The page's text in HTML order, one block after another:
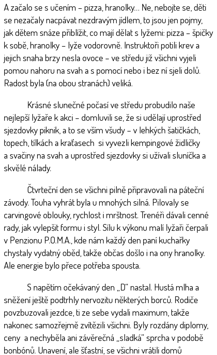
A začalo se s učením – pizza, hranolky… Ne, nebojte se, děti
se nezačaly nacpávat nezdravým jídlem, to jsou jen pojmy,
jak dětem snáze přiblížit, co mají dělat s lyžemi: pizza – špičky
k sobě, hranolky – lyže vodorovně. Instruktoři potili krev a
jejich snaha brzy nesla ovoce – ve středu již všichni vyjeli
pomou nahoru na svah a s pomocí nebo i bez ní sjeli dolů.
Radost byla (na obou stranách) veliká.
Krásné slunečné počasí ve středu probudilo naše
nejlepší lyžaře k akci – domluvili se, že si udělají uprostřed
sjezdovky piknik, a to se vším všudy – v lehkých šatičkách,
topech, tílkách a kraťasech si vyvezli kempingové židličky
a svačiny na svah a uprostřed sjezdovky si užívali sluníčka a
skvělé nálady.
Čtvrteční den se všichni pilně připravovali na páteční
závody. Touha vyhrát byla u mnohých silná. Pilovaly se
carvingové oblouky, rychlost i mrštnost. Trenéři dávali cenné
rady, jak vylepšit formu i styl. Sílu k výkonu malí lyžaři čerpali
v Penzionu P.O.M.A., kde nám každý den paní kuchařky
chystaly vydatný oběd, takže občas došlo i na ony hranolky.
Ale energie bylo přece potřeba spousta.
S napětím očekávaný den „D“ nastal. Hustá mlha a
sněžení ještě podtrhly nervozitu některých borců. Rodiče
povzbuzovali jezdce, ti ze sebe vydali maximum, takže
nakonec samozřejmě zvítězili všichni. Byly rozdány diplomy,
ceny a nechyběla ani závěrečná „sladká“ sprcha v podobě
bonbónů. Unavení, ale šťastní, se všichni vrátili domů